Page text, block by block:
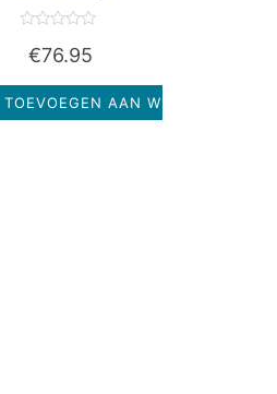
uit
5
€76.95
TOEVOEGEN AAN WINKELWAGEN